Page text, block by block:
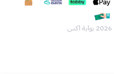
بوابة اكس